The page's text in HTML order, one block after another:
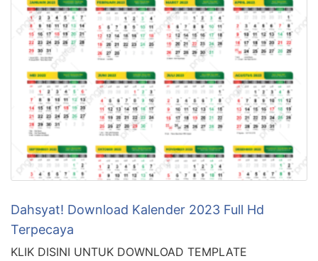
Dahsyat! Download Kalender 2023 Full Hd
Terpecaya
KLIK DISINI UNTUK DOWNLOAD TEMPLATE